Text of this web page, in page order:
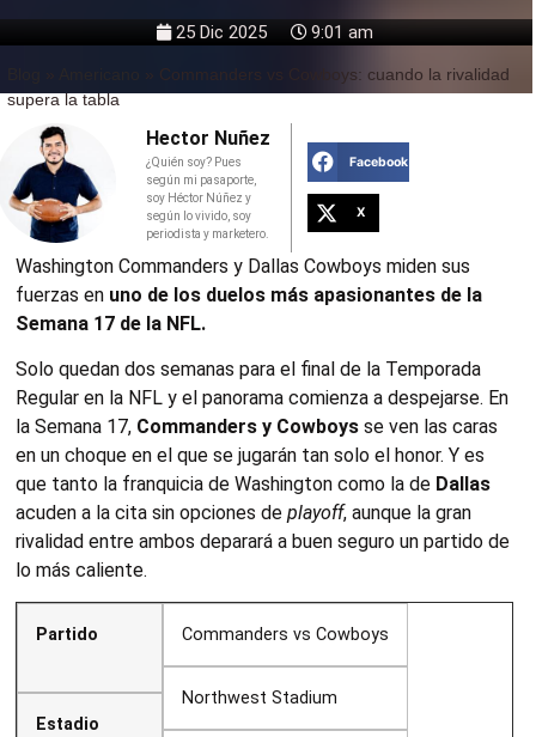
25 Dic 2025 9:01 am
» Commanders vs Cowboys: cuando la rivalidad
supera la tabla
Hector Nuñez
¿Quién soy? Pues
según mi pasaporte,
soy Héctor Núñez y
según lo vivido, soy
periodista y marketero.
Facebook
X
Washington Commanders y Dallas Cowboys miden sus
fuerzas en uno de los duelos más apasionantes de la
Semana 17 de la NFL.
Solo quedan dos semanas para el final de la Temporada
Regular en la NFL y el panorama comienza a despejarse. En
la Semana 17, Commanders y Cowboys se ven las caras
en un choque en el que se jugarán tan solo el honor. Y es
que tanto la franquicia de Washington como la de Dallas
acuden a la cita sin opciones de playoff, aunque la gran
rivalidad entre ambos deparará a buen seguro un partido de
lo más caliente.
Partido
Estadio
Commanders vs Cowboys
Northwest Stadium